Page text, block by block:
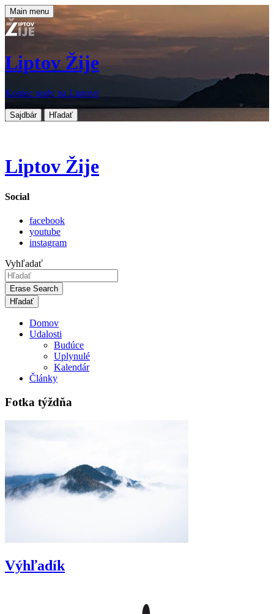
Main menu
Liptov Žije
Koniec nudy na Liptove
Sajdbár Hľadať
Liptov Žije
Social
facebook
youtube
instagram
Vyhľadať
Erase Search
Domov
Udalosti
Budúce
Uplynulé
Kalendár
Články
Fotka týždňa
Výhľadík